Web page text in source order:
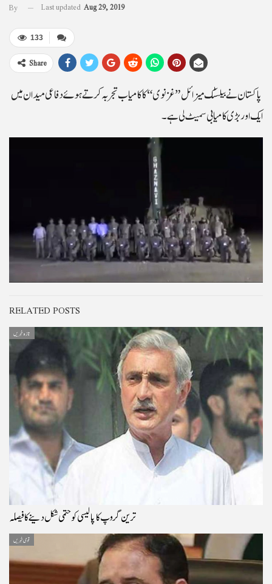
By Last updated Aug 29, 2019
133
Share
پاکستان نے بیلسٹک میزائل ” غزنوی “ کا کامیاب تجربہ کرتے ہوئے دفاعی میدان میں
ایک اور بڑی کامیابی سمیٹ لی ہے ۔
RELATED POSTS
تازہ خبریں
ترین گروپ کا پالیسی کو حتمی شکل دینے کا فیصلہ
قومی خبریں